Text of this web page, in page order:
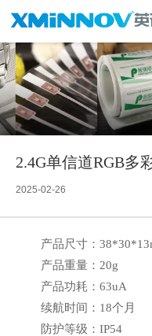
2.4G单信道RGB多
2025-02-26
产品尺寸：
产品重量：20g
产品功耗：63uA
续航时间：18个月
防护等级：IP54